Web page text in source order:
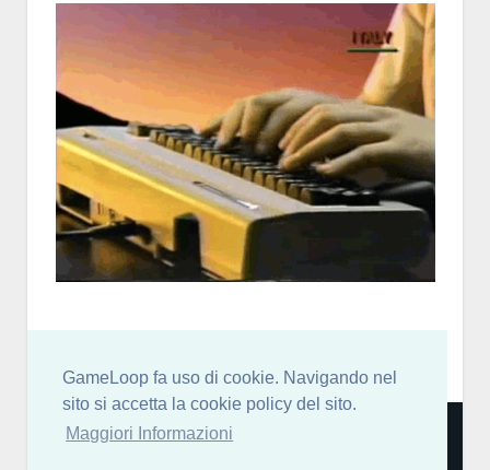
GameLoop fa uso di cookie. Navigando nel
sito si accetta la cookie policy del sito.
Maggiori Informazioni
Community italiana per sviluppatori di videogiochi: news,
blog, forum, chat discord, risorse, guide, tutorial e molto